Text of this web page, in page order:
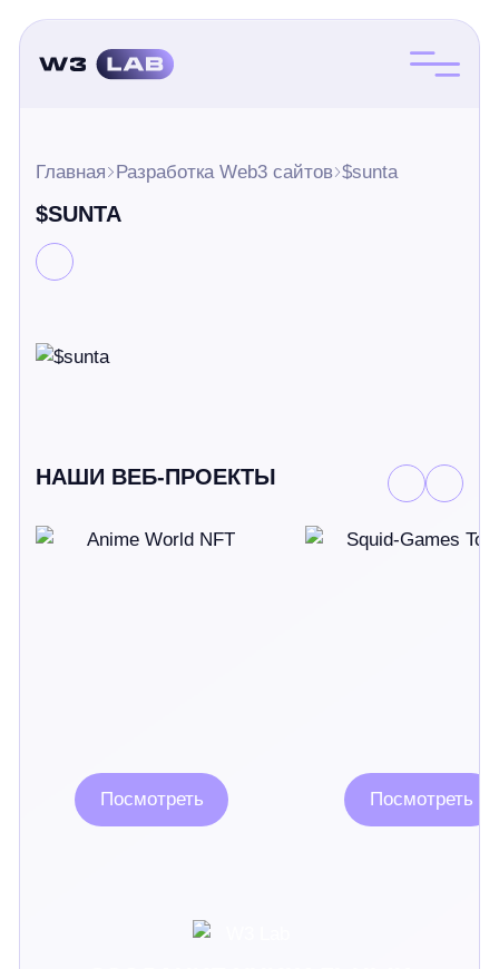
Главная Разработка Web3 сайтов $sunta
$SUNTA
НАШИ ВЕБ-ПРОЕКТЫ
Посмотреть Посмотреть